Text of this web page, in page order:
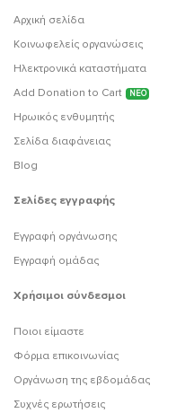
Αρχική σελίδα
Κοινωφελείς οργανώσεις
Ηλεκτρονικά καταστήματα
Add Donation to Cart
ΝΕΟ
Ηρωικός ενθυμητής
Σελίδα διαφάνειας
Blog
Σελίδες εγγραφής
Εγγραφή οργάνωσης
Εγγραφή ομάδας
Χρήσιμοι σύνδεσμοι
Ποιοι είμαστε
Φόρμα επικοινωνίας
Οργάνωση της εβδομάδας
Συχνές ερωτήσεις